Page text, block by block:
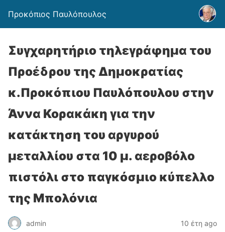
Προκόπιος Παυλόπουλος
Συγχαρητήριο τηλεγράφημα του
Προέδρου της Δημοκρατίας
κ.Προκόπιου Παυλόπουλου στην
Άννα Κορακάκη για την
κατάκτηση του αργυρού
μεταλλίου στα 10 μ. αεροβόλο
πιστόλι στο παγκόσμιο κύπελλο
της Μπολόνια
admin 10 έτη ago